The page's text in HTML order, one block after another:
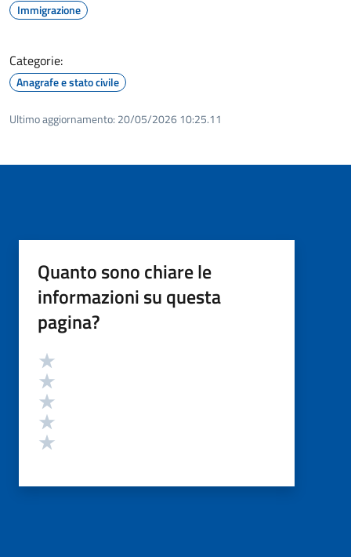
Immigrazione
Categorie:
Anagrafe e stato civile
Ultimo aggiornamento: 20/05/2026 10:25.11
Quanto sono chiare le
informazioni su questa
pagina?
Valutazione